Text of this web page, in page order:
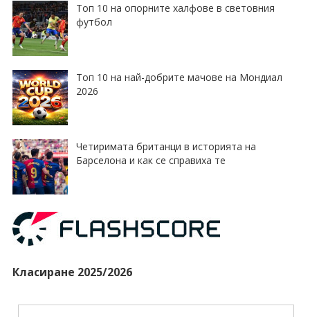
Топ 10 на опорните халфове в световния
футбол
Топ 10 на най-добрите мачове на Мондиал
2026
Четиримата британци в историята на
Барселона и как се справиха те
Класиране 2025/2026